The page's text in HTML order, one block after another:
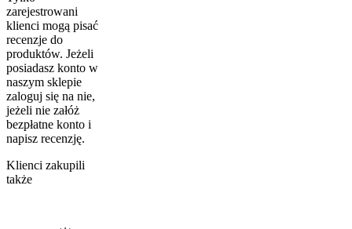
zarejestrowani
klienci mogą pisać
recenzje do
produktów. Jeżeli
posiadasz konto w
naszym sklepie
zaloguj się na nie,
jeżeli nie załóż
bezpłatne konto i
napisz recenzję.
Klienci zakupili
także